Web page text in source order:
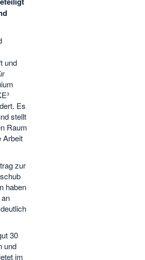
und
Es
stellt
Raum
Arbeit
zur
haben
30
und
im